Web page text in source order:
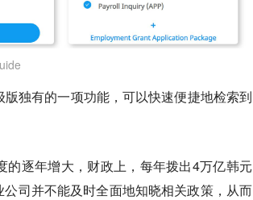
独有的一项功能，可以快速便捷地检索到
逐年增大，财政上，每年拨出4万亿韩元
司并不能及时全面地知晓相关政策，从而